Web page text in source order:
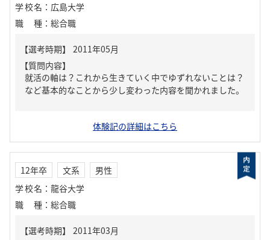
学校名 ： 広島大学
職種 ： 総合職
【質問内容】
就活の軸は？これから生きていく中でゆずれないことは？
など基本的なことから少し変わった内容を聞かれました。
体験記の詳細はこちら
12年卒 文系
男性
学校名 ： 龍谷大学
職種 ： 総合職